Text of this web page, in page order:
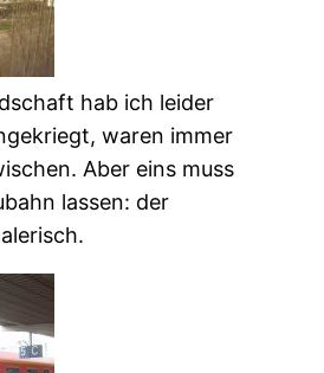
hab ich leider
waren immer
Aber eins muss
lassen: der